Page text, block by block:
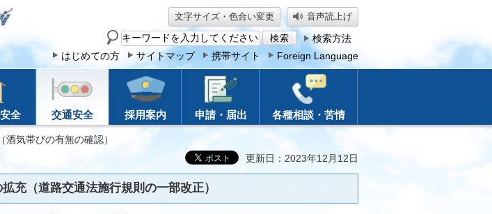
文字サイズ・色合い変更 音声読上げ
サ
イ
ト
検索方法
はじめての方
サイトマップ 携帯サイト Foreign Language
全 交通安全 採用案内 申請・届出 各種相談・苦情
気帯びの有無の確認）
更新日：2023年12月12日
充（道路交通法施行規則の一部改正）